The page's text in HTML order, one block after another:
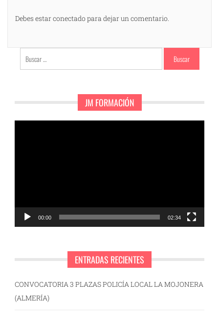
Debes estar conectado para dejar un comentario.
Buscar:
JM FORMACIÓN
00:00 02:34
ENTRADAS RECIENTES
CONVOCATORIA 3 PLAZAS POLICÍA LOCAL LA MOJONERA
(ALMERÍA)